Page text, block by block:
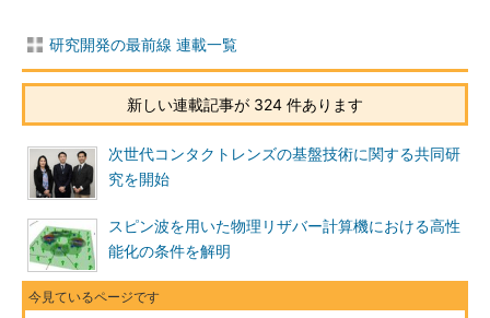
研究開発の最前線 連載一覧
新しい連載記事が 324 件あります
次世代コンタクトレンズの基盤技術に関する共同研
究を開始
スピン波を用いた物理リザバー計算機における高性
能化の条件を解明